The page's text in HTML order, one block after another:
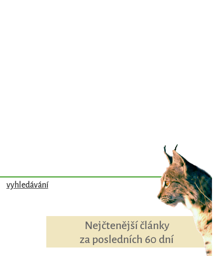
vyhledávání
Nejčtenější články
za posledních 60 dní